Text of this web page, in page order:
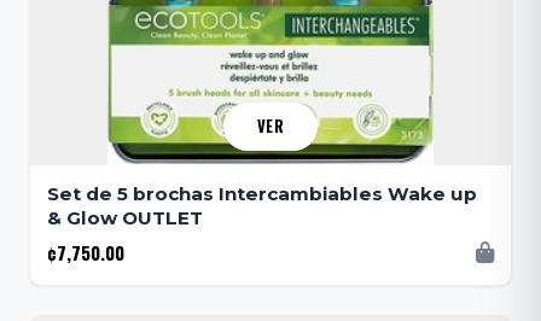
VER
Set de 5 brochas Intercambiables Wake up
& Glow OUTLET
¢7,750.00